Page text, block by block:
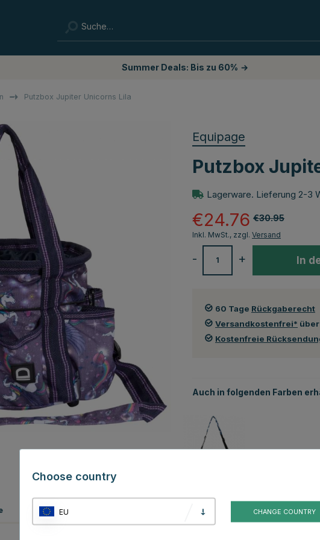
Summer Deals: Bis zu 60% →
Putzbox Jupiter Unicorns Lila
Equipage
Putzbox
Lagerware. Lieferung 2-3
€30.95
€24.76
Inkl. MwSt., zzgl. Versand
+
- In
60 Tage Rückgaberecht
Versandkostenfrei* über
Kostenfreie
Auch in folgenden Farben
Kundenbewertungen
Choose country
EU CHANGE COUNTRY